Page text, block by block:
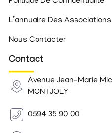
L’annuaire Des Associations
Nous Contacter
Contact
Avenue Jean-Marie
MONTJOLY
0594 35 90 00